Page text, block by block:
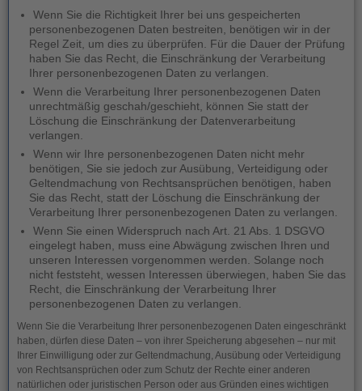
Wenn Sie die Richtigkeit Ihrer bei uns gespeicherten
personenbezogenen Daten bestreiten, benötigen wir in der
Regel Zeit, um dies zu überprüfen. Für die Dauer der Prüfung
haben Sie das Recht, die Einschränkung der Verarbeitung
Ihrer personenbezogenen Daten zu verlangen.
Wenn die Verarbeitung Ihrer personenbezogenen Daten
unrechtmäßig geschah/geschieht, können Sie statt der
Löschung die Einschränkung der Datenverarbeitung
verlangen.
Wenn wir Ihre personenbezogenen Daten nicht mehr
benötigen, Sie sie jedoch zur Ausübung, Verteidigung oder
Geltendmachung von Rechtsansprüchen benötigen, haben
Sie das Recht, statt der Löschung die Einschränkung der
Verarbeitung Ihrer personenbezogenen Daten zu verlangen.
Wenn Sie einen Widerspruch nach Art. 21 Abs. 1 DSGVO
eingelegt haben, muss eine Abwägung zwischen Ihren und
unseren Interessen vorgenommen werden. Solange noch
nicht feststeht, wessen Interessen überwiegen, haben Sie das
Recht, die Einschränkung der Verarbeitung Ihrer
personenbezogenen Daten zu verlangen.
Wenn Sie die Verarbeitung Ihrer personenbezogenen Daten eingeschränkt
haben, dürfen diese Daten – von ihrer Speicherung abgesehen – nur mit
Ihrer Einwilligung oder zur Geltendmachung, Ausübung oder Verteidigung
von Rechtsansprüchen oder zum Schutz der Rechte einer anderen
natürlichen oder juristischen Person oder aus Gründen eines wichtigen